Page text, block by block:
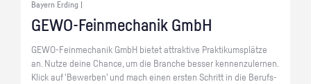
Bayern Erding |
GE­WO-Fein­me­cha­nik GmbH
GE­WO-Fein­me­cha­nik GmbH bie­tet at­trak­ti­ve Prak­ti­kums­plät­ze
an. Nutze deine Chan­ce, um die Bran­che bes­ser ken­nen­zu­ler­nen.
Klick auf 'Be­wer­ben' und mach einen ers­ten Schritt in die Be­rufs­